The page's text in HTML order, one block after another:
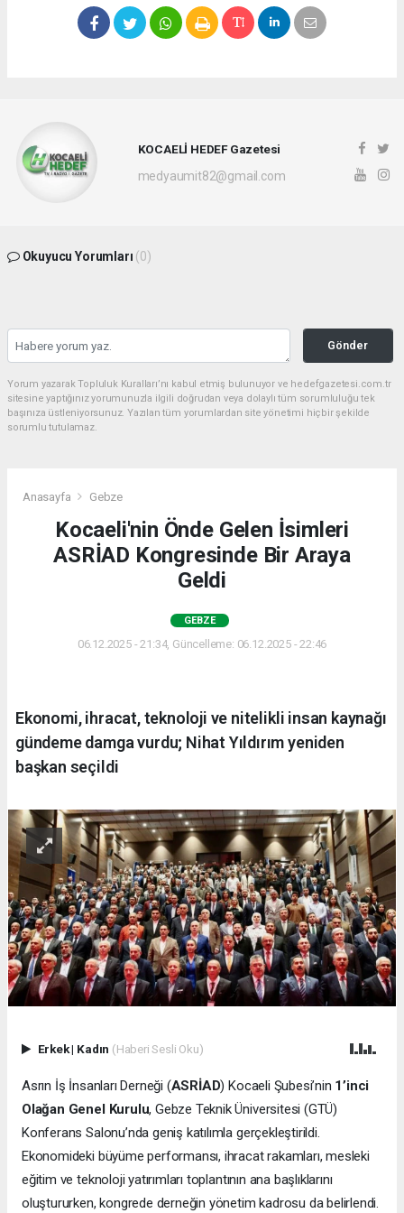
KOCAELİ HEDEF Gazetesi
medyaumit82@gmail.com
Okuyucu Yorumları (0)
Gönder
Yorum yazarak Topluluk Kuralları’nı kabul etmiş bulunuyor ve hedefgazetesi.com.tr
sitesine yaptığınız yorumunuzla ilgili doğrudan veya dolaylı tüm sorumluluğu tek
başınıza üstleniyorsunuz. Yazılan tüm yorumlardan site yönetimi hiçbir şekilde
sorumlu tutulamaz.
Anasayfa Gebze
Kocaeli'nin Önde Gelen İsimleri
ASRİAD Kongresinde Bir Araya
Geldi
GEBZE
06.12.2025 - 21:34, Güncelleme: 06.12.2025 - 22:46
Ekonomi, ihracat, teknoloji ve nitelikli insan kaynağı
gündeme damga vurdu; Nihat Yıldırım yeniden
başkan seçildi
Erkek| Kadın (Haberi Sesli Oku)
Asrın İş İnsanları Derneği (ASRİAD) Kocaeli Şubesi’nin 1’inci
Olağan Genel Kurulu, Gebze Teknik Üniversitesi (GTÜ)
Konferans Salonu’nda geniş katılımla gerçekleştirildi.
Ekonomideki büyüme performansı, ihracat rakamları, mesleki
eğitim ve teknoloji yatırımları toplantının ana başlıklarını
oluştururken, kongrede derneğin yönetim kadrosu da belirlendi.